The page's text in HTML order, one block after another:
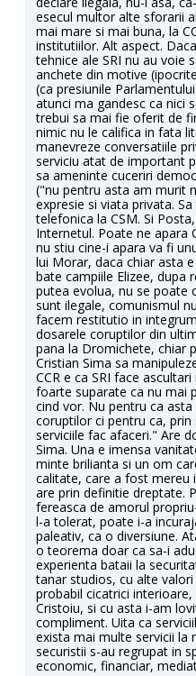
esecul multor alte sforarii
mai mare si mai buna, la
institutiilor. Alt aspect.
tehnice ale SRI nu au voie
anchete din motive
(ca presiunile
atunci ma gandesc ca nici
trebui sa mai fie oferit de
nimic nu le califica in fata
manevreze conversatiile
serviciu atat de important
sa ameninte cuceriri
("nu pentru asta am murit
expresie si viata privata.
telefonica la CSM. Si
Internetul. Poate ne apara
nu stiu cine-i apara va fi
lui Morar, daca chiar asta
bate campiile Elizee, dupa
putea evolua, nu se poate
sunt ilegale, comunismul
facem restitutio in
dosarele coruptilor din
pana la Dromichete, chiar
Cristian Sima sa
CCR e ca SRI face
foarte suparate ca nu mai
cind vor. Nu pentru ca
coruptilor ci pentru ca,
serviciile fac afaceri." Are
Sima. Una e imensa
minte brilianta si un om
calitate, care a fost mereu
are prin definitie dreptate.
fereasca de amorul
l-a tolerat, poate i-a
paleativ, ca o diversiune.
o teorema doar ca sa-i
experienta bataii la
tanar studios, cu alte
probabil cicatrici
Cristoiu, si cu asta i-am
compliment. Uita ca
exista mai multe servicii la
securistii s-au regrupat in
economic, financiar,